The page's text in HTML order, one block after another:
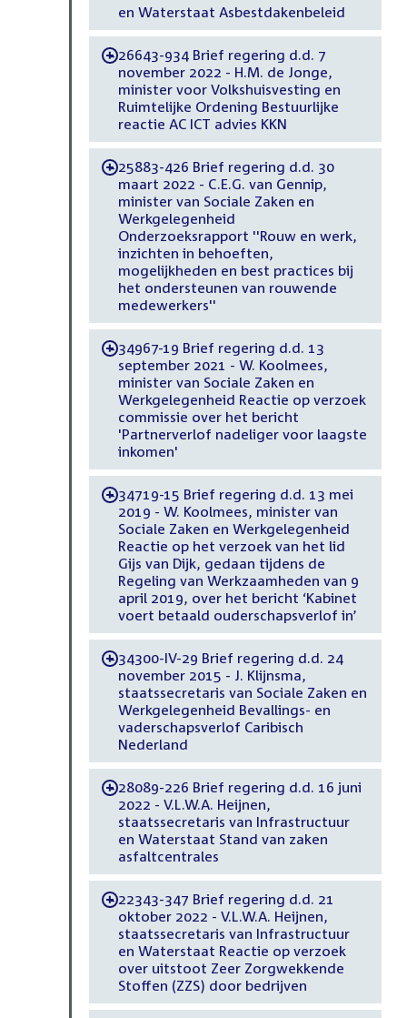
en Waterstaat Asbestdakenbeleid
-26643-934 Brief regering d.d. 7
november 2022 - H.M. de Jonge,
minister voor Volkshuisvesting en
Ruimtelijke Ordening Bestuurlijke
reactie AC ICT advies KKN
-25883-426 Brief regering d.d. 30
maart 2022 - C.E.G. van Gennip,
minister van Sociale Zaken en
Werkgelegenheid
Onderzoeksrapport ''Rouw en werk,
inzichten in behoeften,
mogelijkheden en best practices bij
het ondersteunen van rouwende
medewerkers''
-34967-19 Brief regering d.d. 13
september 2021 - W. Koolmees,
minister van Sociale Zaken en
Werkgelegenheid Reactie op verzoek
commissie over het bericht
'Partnerverlof nadeliger voor laagste
inkomen'
-34719-15 Brief regering d.d. 13 mei
2019 - W. Koolmees, minister van
Sociale Zaken en Werkgelegenheid
Reactie op het verzoek van het lid
Gijs van Dijk, gedaan tijdens de
Regeling van Werkzaamheden van 9
april 2019, over het bericht ‘Kabinet
voert betaald ouderschapsverlof in’
-34300-IV-29 Brief regering d.d. 24
november 2015 - J. Klijnsma,
staatssecretaris van Sociale Zaken en
Werkgelegenheid Bevallings- en
vaderschapsverlof Caribisch
Nederland
-28089-226 Brief regering d.d. 16 juni
2022 - V.L.W.A. Heijnen,
staatssecretaris van Infrastructuur
en Waterstaat Stand van zaken
asfaltcentrales
-22343-347 Brief regering d.d. 21
oktober 2022 - V.L.W.A. Heijnen,
staatssecretaris van Infrastructuur
en Waterstaat Reactie op verzoek
over uitstoot Zeer Zorgwekkende
Stoffen (ZZS) door bedrijven